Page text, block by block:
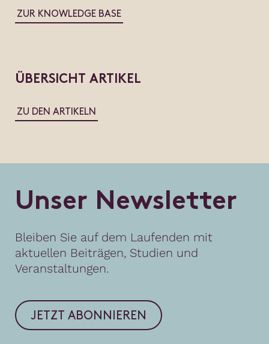
ZUR KNOWLEDGE BASE
ÜBERSICHT ARTIKEL
ZU DEN ARTIKELN
Unser Newsletter
Bleiben Sie auf dem Laufenden mit
aktuellen Beiträgen, Studien und
Veranstaltungen.
JETZT ABONNIEREN